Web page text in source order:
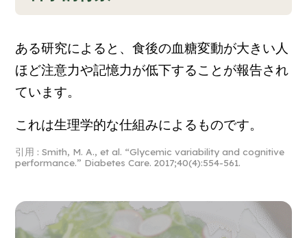
ある研究によると、食後の血糖変動が大きい人
ほど注意力や記憶力が低下することが報告され
ています。
これは生理学的な仕組みによるものです。
引用 : Smith, M. A., et al. “Glycemic variability and cognitive
performance.” Diabetes Care. 2017;40(4):554-561.